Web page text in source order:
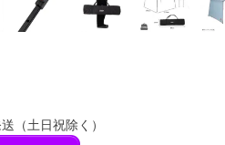
（土日祝除く）